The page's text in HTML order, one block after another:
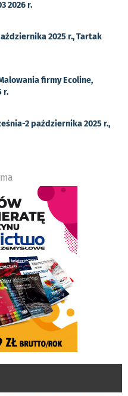
2026 r.
2025 r., Tartak
firmy Ecoline,
r.
2 października 2025 r.,